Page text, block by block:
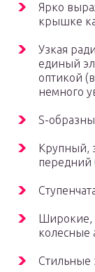
Ярко
крышке
Узкая
единый
оптикой
немного
S-
Крупный,
передний
Широкие,
колесные
Стильные